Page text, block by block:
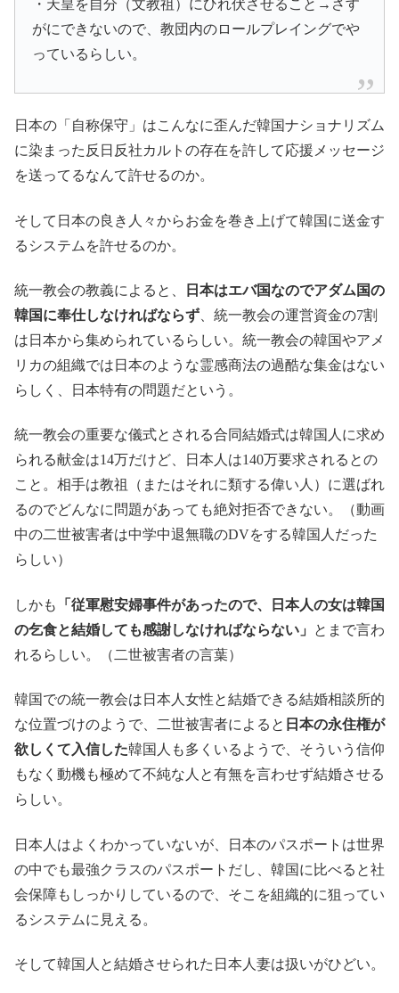
・天皇を自分（文教祖）にひれ伏させること→さす
がにできないので、教団内のロールプレイングでや
っているらしい。
日本の「自称保守」はこんなに歪んだ韓国ナショナリズム
に染まった反日反社カルトの存在を許して応援メッセージ
を送ってるなんて許せるのか。
そして日本の良き人々からお金を巻き上げて韓国に送金す
るシステムを許せるのか。
統一教会の教義によると、
日本はエバ国なのでアダム国の
韓国に奉仕しなければならず 、統一教会の運営資金の7割
は日本から集められているらしい。統一教会の韓国やアメ
リカの組織では日本のような霊感商法の過酷な集金はない
らしく、日本特有の問題だという。
統一教会の重要な儀式とされる合同結婚式は韓国人に求め
られる献金は14万だけど、日本人は140万要求されるとの
こと。相手は教祖（またはそれに類する偉い人）に選ばれ
るのでどんなに問題があっても絶対拒否できない。（動画
中の二世被害者は中学中退無職のDVをする韓国人だった
らしい）
しかも
「従軍慰安婦事件があったので、日本人の女は韓国
の乞食と結婚しても感謝しなければならない」
とまで言わ
れるらしい。（二世被害者の言葉）
韓国での統一教会は日本人女性と結婚できる結婚相談所的
な位置づけのようで、二世被害者によると 日本の永住権が
欲しくて入信した韓国人も多くいるようで、そういう信仰
もなく動機も極めて不純な人と有無を言わせず結婚させる
らしい。
日本人はよくわかっていないが、日本のパスポートは世界
の中でも最強クラスのパスポートだし、韓国に比べると社
会保障もしっかりしているので、そこを組織的に狙ってい
るシステムに見える。
そして韓国人と結婚させられた日本人妻は扱いがひどい。